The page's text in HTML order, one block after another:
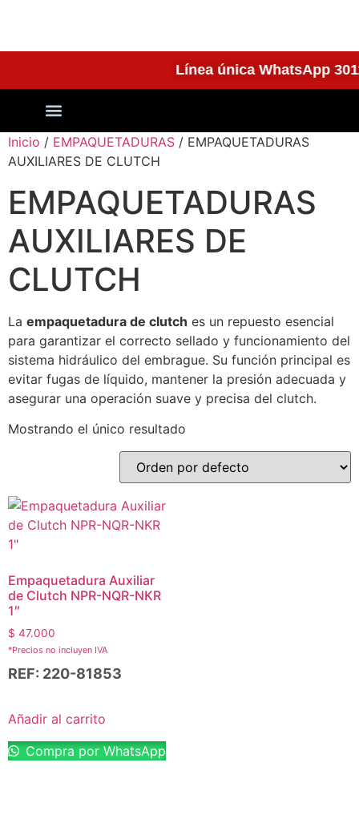
Línea única
Inicio / EMPAQUETADURAS / EMPAQUETADURAS
AUXILIARES DE CLUTCH
EMPAQUETADURAS
AUXILIARES DE
CLUTCH
La empaquetadura de clutch es un repuesto esencial
para garantizar el correcto sellado y funcionamiento del
sistema hidráulico del embrague. Su función principal es
evitar fugas de líquido, mantener la presión adecuada y
asegurar una operación suave y precisa del clutch.
Mostrando el único resultado
Empaquetadura Auxiliar
de Clutch NPR-NQR-NKR
1″
$ 47.000
*Precios no incluyen IVA
REF: 220-81853
Añadir al carrito
Compra por WhatsApp